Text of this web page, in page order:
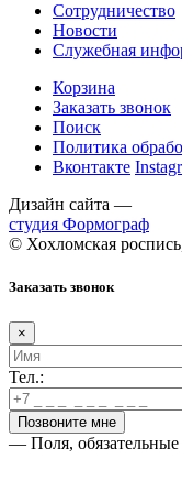
Сотрудничество
Новости
Служебная
Корзина
Заказать звонок
Поиск
Политика
Вконтакте
Дизайн сайта —
студия Формограф
© Хохломская
Заказать звонок
×
Тел.:
— Поля, обязательные